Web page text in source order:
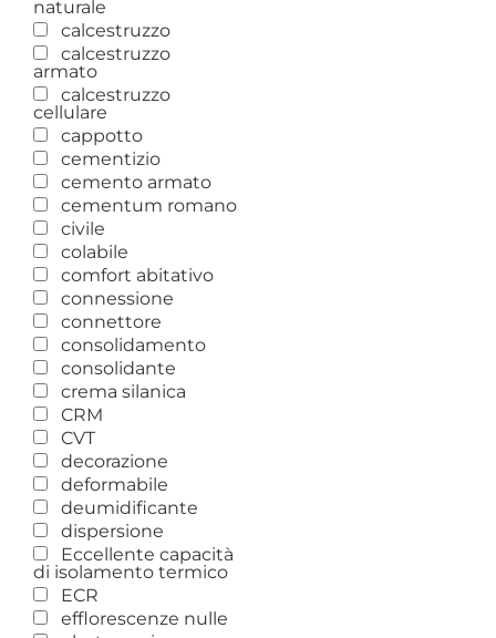
naturale
calcestruzzo
calcestruzzo
armato
calcestruzzo
cellulare
cappotto
cementizio
cemento armato
cementum romano
civile
colabile
comfort abitativo
connessione
connettore
consolidamento
consolidante
crema silanica
CRM
CVT
decorazione
deformabile
deumidificante
dispersione
Eccellente capacità
di isolamento termico
ECR
efflorescenze nulle